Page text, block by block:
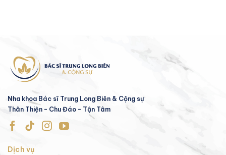
Nha khoa Bác sĩ Trung Long Biên & Cộng sự
Thân Thiện - Chu Đáo - Tận Tâm
Dịch vụ